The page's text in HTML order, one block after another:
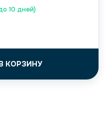
10 дней)
КОРЗИНУ